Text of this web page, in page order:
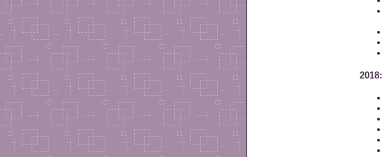
2018: